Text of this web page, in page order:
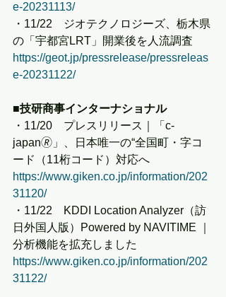
e-20231113/
・11/22　ジオテクノロジーズ、栃木県
の「宇都宮LRT」開業後を人流調査
https://geot.jp/pressrelease/pressreleas
e-20231122/
■技研商事インターナショナル
・11/20　プレスリリース｜「c-
japan🄬」、日本唯一の“全国町・字コ
ード（11桁コード）対応へ
https://www.giken.co.jp/information/202
31120/
・11/22　KDDI Location Analyzer（訪
日外国人版）Powered by NAVITIME ｜
分析機能を拡充しました
https://www.giken.co.jp/information/202
31122/